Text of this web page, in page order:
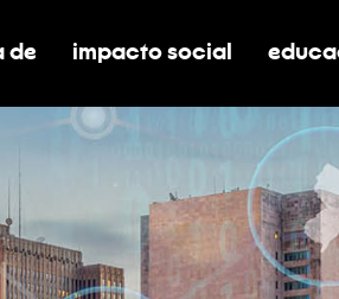
de visite
submenú de acerca de
de activar/desactivar el
impacto social